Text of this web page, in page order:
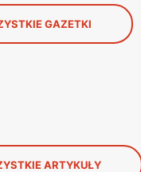
GAZETKI
ARTYKUŁY